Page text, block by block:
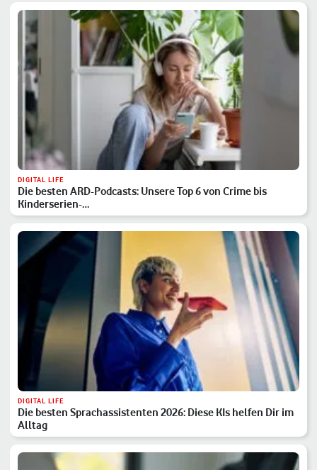
DIGITAL LIFE
Die besten ARD-Podcasts: Unsere Top 6 von Crime bis
Kinderserien-…
DIGITAL LIFE
Die besten Sprachassistenten 2026: Diese KIs helfen Dir im
Alltag